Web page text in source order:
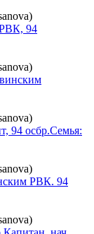
94
94 осбр.Семья:
РВК. 94